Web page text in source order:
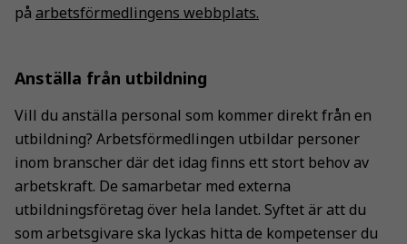
på arbetsförmedlingens webbplats.
Anställa från utbildning
Vill du anställa personal som kommer direkt från en
utbildning? Arbetsförmedlingen utbildar personer
inom branscher där det idag finns ett stort behov av
arbetskraft. De samarbetar med externa
utbildningsföretag över hela landet. Syftet är att du
som arbetsgivare ska lyckas hitta de kompetenser du